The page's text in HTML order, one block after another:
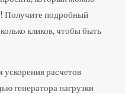
Получите подробный
кликов, чтобы быть
расчетов
генератора нагрузки